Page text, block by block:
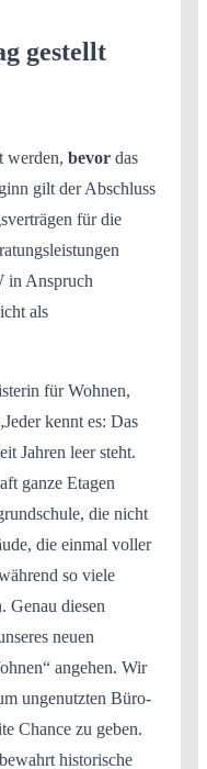
gestellt
werden, bevor das
gilt der Abschluss
für die
in Anspruch
als
für Wohnen,
kennt es: Das
Jahren leer steht.
ganze Etagen
die nicht
die einmal voller
so viele
Genau diesen
neuen
angehen. Wir
ungenutzten Büro-
Chance zu geben.
historische